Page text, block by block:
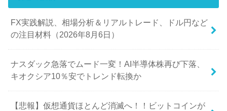
FX実践解説、相場分析＆リアルトレード、ドル円など
の注目材料（2026年8月6日）
ナスダック急落でムード一変！AI半導体株再び下落、
キオクシア10％安でトレンド転換か
【悲報】仮想通貨ほとんど消滅へ！！ビットコインが